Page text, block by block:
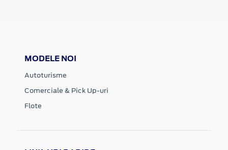
MODELE NOI
Autoturisme
Comerciale & Pick Up-uri
Flote